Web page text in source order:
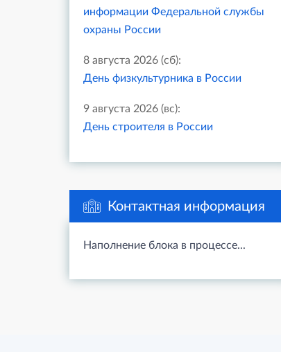
информации Федеральной службы
охраны России
8 августа 2026 (сб):
День физкультурника в России
9 августа 2026 (вс):
День строителя в России
Контактная информация
Наполнение блока в процессе...